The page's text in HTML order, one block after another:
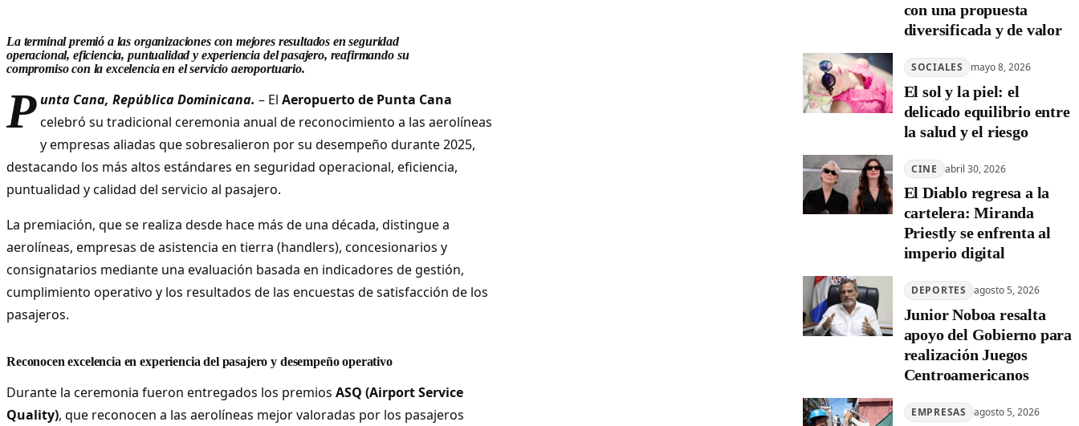
La terminal premió a las organizaciones con mejores resultados en seguridad
operacional, eficiencia, puntualidad y experiencia del pasajero, reafirmando su
compromiso con la excelencia en el servicio aeroportuario.
P unta Cana, República Dominicana. – El Aeropuerto de Punta Cana
celebró su tradicional ceremonia anual de reconocimiento a las aerolíneas
y empresas aliadas que sobresalieron por su desempeño durante 2025,
destacando los más altos estándares en seguridad operacional, eficiencia,
puntualidad y calidad del servicio al pasajero.
La premiación, que se realiza desde hace más de una década, distingue a
aerolíneas, empresas de asistencia en tierra (handlers), concesionarios y
consignatarios mediante una evaluación basada en indicadores de gestión,
cumplimiento operativo y los resultados de las encuestas de satisfacción de los
pasajeros.
Reconocen excelencia en experiencia del pasajero y desempeño operativo
Durante la ceremonia fueron entregados los premios ASQ (Airport Service
Quality), que reconocen a las aerolíneas mejor valoradas por los pasajeros
con una propuesta
diversificada y de valor
SOCIALES mayo 8, 2026
El sol y la piel: el
delicado equilibrio entre
la salud y el riesgo
CINE abril 30, 2026
El Diablo regresa a la
cartelera: Miranda
Priestly se enfrenta al
imperio digital
DEPORTES agosto 5, 2026
Junior Noboa resalta
apoyo del Gobierno para
realización Juegos
Centroamericanos
EMPRESAS agosto 5, 2026